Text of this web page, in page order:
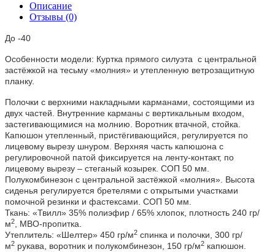
Описание
Отзывы (0)
До -40
Особенности модели: Куртка прямого силуэта с центральной
застёжкой на тесьму «молния» и утепленную ветрозащитную
планку.
Полочки с верхними накладными карманами, состоящими из
двух частей. Внутренние карманы с вертикальным входом,
застегивающимися на молнию. Воротник втачной, стойка.
Капюшон утепленный, пристёгивающийся, регулируется по
лицевому вырезу шнуром. Верхняя часть капюшона с
регулировочной патой фиксируется на ленту-контакт, по
лицевому вырезу – стеганый козырек. СОП 50 мм.
Полукомбинезон с центральной застёжкой «молния». Высота
сиденья регулируется бретелями с открытыми участками
помочной резинки и фастексами. СОП 50 мм.
Ткань: «Твилл» 35% полиэфир / 65% хлопок, плотность 240 гр/
м2
, МВО-пропитка.
Утеплитель: «Шелтер» 450 гр/м2 спинка и полочки, 300 гр/
м2 рукава, воротник и полукомбинезон, 150 гр/м2 капюшон.